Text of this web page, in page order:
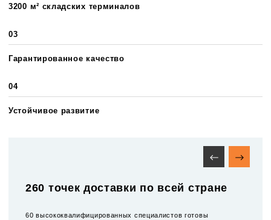
3200 м² складских терминалов
03
Гарантированное качество
04
Устойчивое развитие
260 точек доставки по всей стране
60 высококвалифицированных специалистов готовы